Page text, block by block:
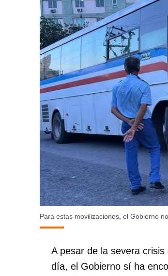
Guardar como
Para poder
Para estas movilizaciones, el Gobierno
A pesar de la severa
día, el Gobierno sí ha